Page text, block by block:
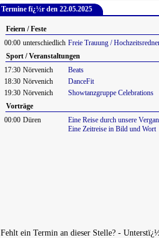
Termine fï¿½r den 22.05.2025
Feiern / Feste
00:00 unterschiedlich Freie Trauung /
Sport / Veranstaltungen
17:30 Nörvenich
Beats
18:30 Nörvenich
DanceFit
19:30 Nörvenich
Showtanzgruppe Celebrations
Vorträge
00:00 Düren
Eine Reise durch unsere
Eine Zeitreise in Bild und Wort
Fehlt ein Termin an dieser Stelle? -